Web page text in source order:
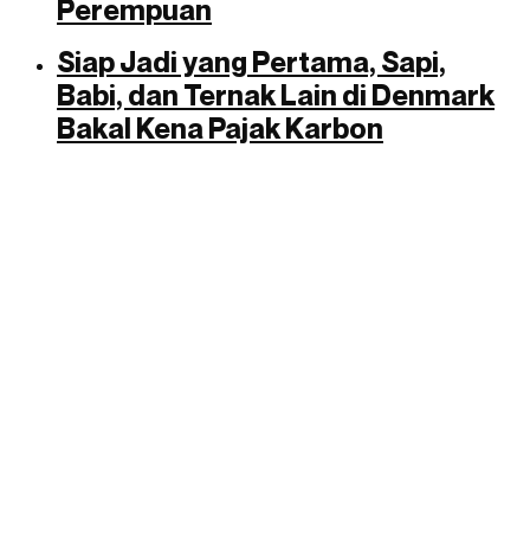
Perempuan
Siap Jadi yang Pertama, Sapi,
Babi, dan Ternak Lain di Denmark
Bakal Kena Pajak Karbon